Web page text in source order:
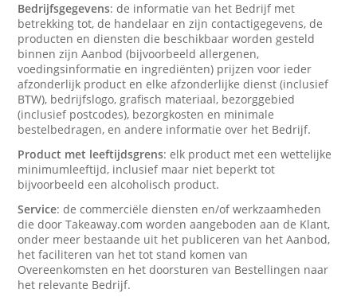
Bedrijfsgegevens: de informatie van het Bedrijf met
betrekking tot, de handelaar en zijn contactigegevens, de
producten en diensten die beschikbaar worden gesteld
binnen zijn Aanbod (bijvoorbeeld allergenen,
voedingsinformatie en ingrediënten) prijzen voor ieder
afzonderlijk product en elke afzonderlijke dienst (inclusief
BTW), bedrijfslogo, grafisch materiaal, bezorggebied
(inclusief postcodes), bezorgkosten en minimale
bestelbedragen, en andere informatie over het Bedrijf.
Product met leeftijdsgrens: elk product met een wettelijke
minimumleeftijd, inclusief maar niet beperkt tot
bijvoorbeeld een alcoholisch product.
Service: de commerciële diensten en/of werkzaamheden
die door Takeaway.com worden aangeboden aan de Klant,
onder meer bestaande uit het publiceren van het Aanbod,
het faciliteren van het tot stand komen van
Overeenkomsten en het doorsturen van Bestellingen naar
het relevante Bedrijf.